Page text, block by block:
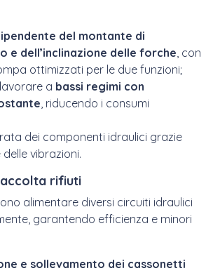
del montante di
e dell’inclinazione delle forche, con
ottimizzati per le due funzioni;
a bassi regimi con
, riducendo i consumi
dei componenti idraulici grazie
vibrazioni.
rifiuti
alimentare diversi circuiti idraulici
garantendo efficienza e minori
e sollevamento dei cassonetti